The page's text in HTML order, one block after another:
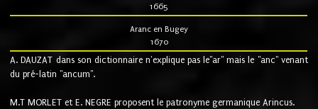
1665
Aranc en Bugey
1670
A. DAUZAT dans son dictionnaire n'explique pas le"ar" mais le "anc" venant
du pré-latin "ancum".
M.T MORLET et E. NEGRE proposent le patronyme germanique Arincus.